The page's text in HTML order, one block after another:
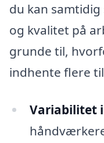
du kan
og kvalitet på
grunde til,
indhente flere
Variabilitet